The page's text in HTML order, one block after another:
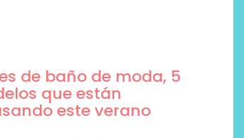
de baño de moda, 5
que están
este verano